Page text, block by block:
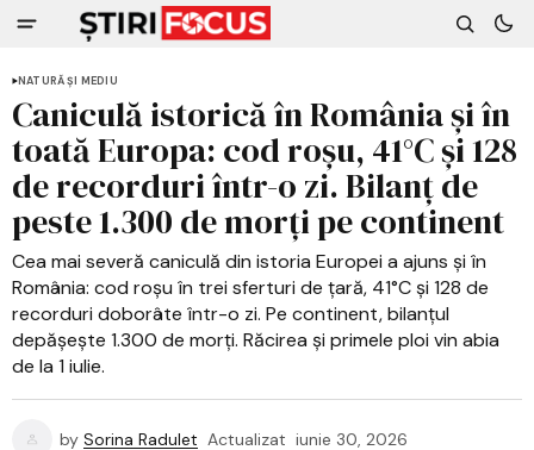
NATURĂ ȘI MEDIU
Caniculă istorică în România și în
toată Europa: cod roșu, 41°C și 128
de recorduri într-o zi. Bilanț de
peste 1.300 de morți pe continent
Cea mai severă caniculă din istoria Europei a ajuns și în
România: cod roșu în trei sferturi de țară, 41°C și 128 de
recorduri doborâte într-o zi. Pe continent, bilanțul
depășește 1.300 de morți. Răcirea și primele ploi vin abia
de la 1 iulie.
by Sorina Radulet Actualizat iunie 30, 2026